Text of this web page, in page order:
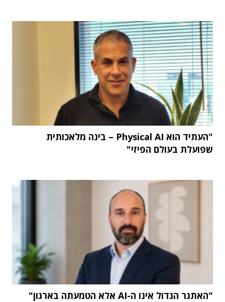
"העתיד הוא Physical AI – בינה מלאכותית
שפועלת בעולם הפיזי"
"האתגר הגדול אינו ה-AI אלא הטמעתה בארגון"